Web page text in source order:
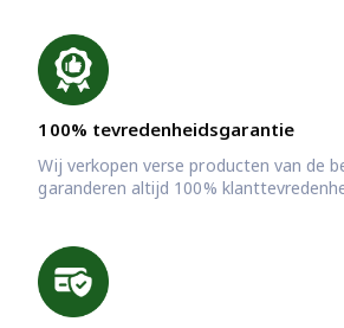
100% tevredenheidsgarantie
Wij verkopen verse producten van de
garanderen altijd 100%